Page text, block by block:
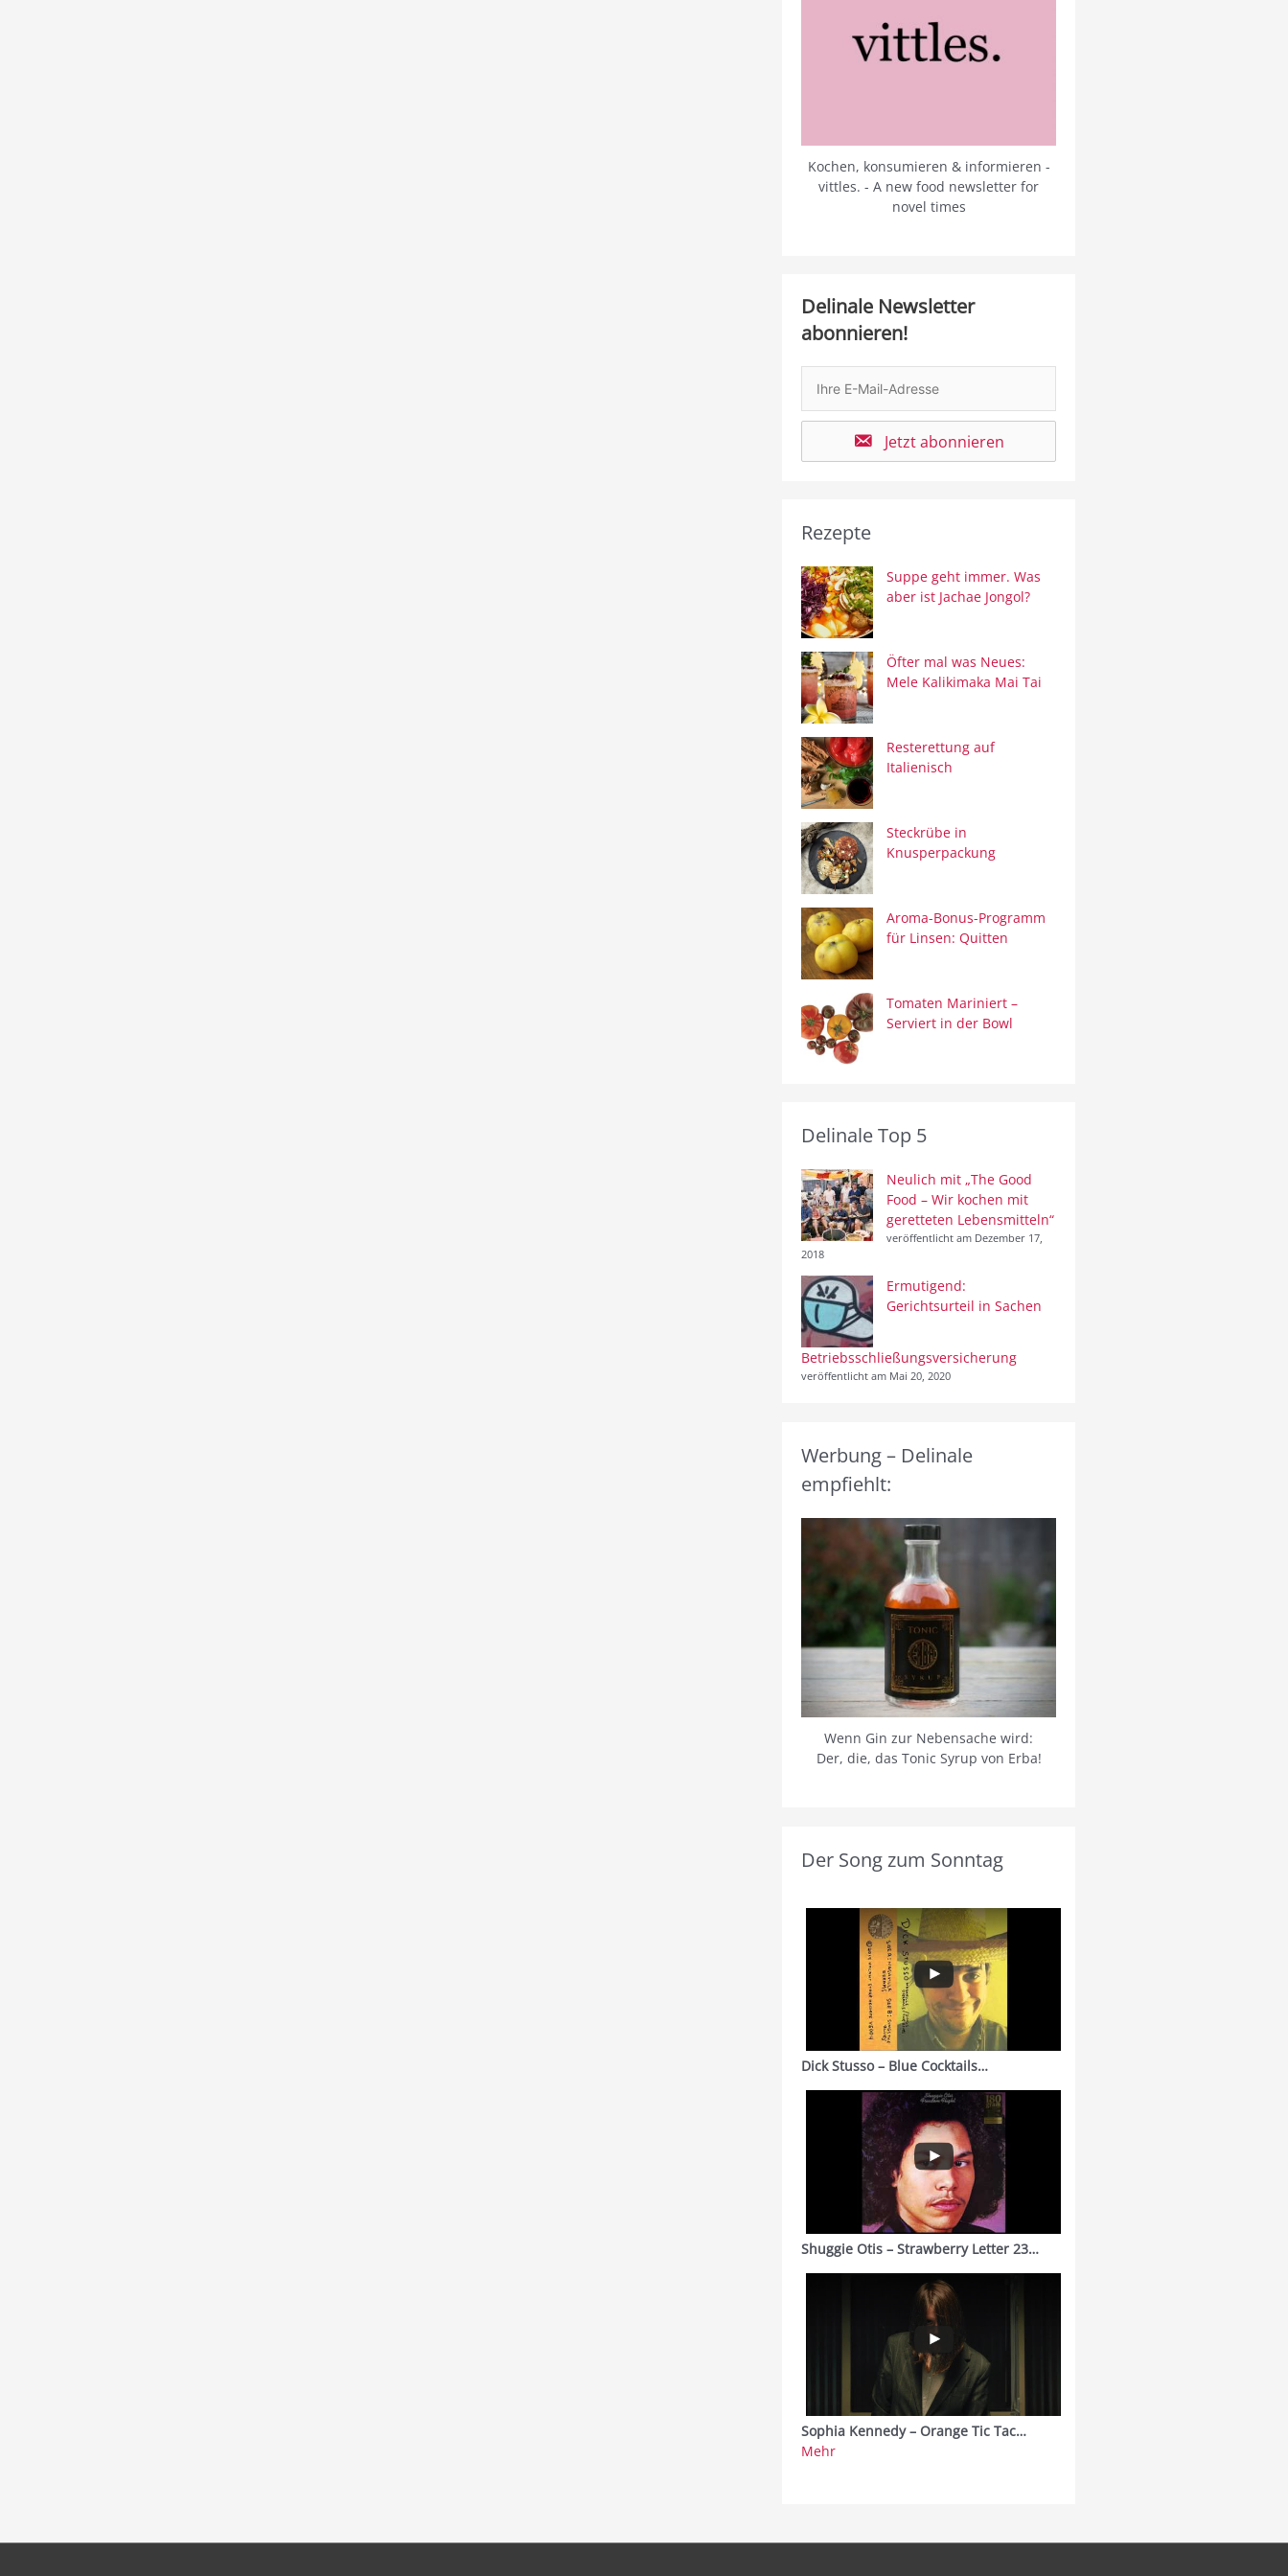
Kochen, konsumieren & informieren -
vittles. - A new food newsletter for
novel times
Delinale Newsletter
abonnieren!
Jetzt abonnieren
Rezepte
Suppe geht immer. Was
aber ist Jachae Jongol?
Öfter mal was Neues:
Mele Kalikimaka Mai Tai
Resterettung auf
Italienisch
Steckrübe in
Knusperpackung
Aroma-Bonus-Programm
für Linsen: Quitten
Tomaten Mariniert –
Serviert in der Bowl
Delinale Top 5
Neulich mit „The Good
Food – Wir kochen mit
geretteten Lebensmitteln“
veröffentlicht am Dezember 17,
2018
Ermutigend:
Gerichtsurteil in Sachen
Betriebsschließungsversicherung
veröffentlicht am Mai 20, 2020
Werbung – Delinale
empfiehlt:
Wenn Gin zur Nebensache wird:
Der, die, das Tonic Syrup von Erba!
Der Song zum Sonntag
Dick Stusso – Blue Cocktails…
Shuggie Otis – Strawberry Letter 23…
Sophia Kennedy – Orange Tic Tac…
Mehr